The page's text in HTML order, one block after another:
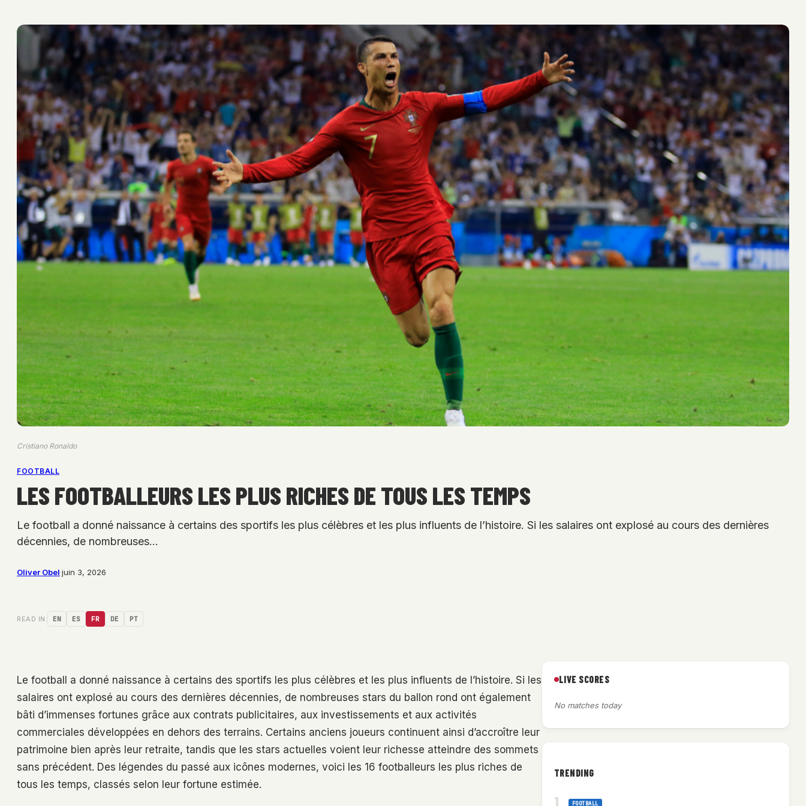
Cristiano Ronaldo
FOOTBALL
LES FOOTBALLEURS LES PLUS RICHES DE TOUS LES TEMPS
Le football a donné naissance à certains des sportifs les plus célèbres et les plus influents de l’histoire. Si les salaires ont explosé au cours des dernières
décennies, de nombreuses…
Oliver Obel·juin 3, 2026
READ IN: EN ES FR DE PT
Le football a donné naissance à certains des sportifs les plus célèbres et les plus influents de l’histoire. Si les
salaires ont explosé au cours des dernières décennies, de nombreuses stars du ballon rond ont également
bâti d’immenses fortunes grâce aux contrats publicitaires, aux investissements et aux activités
commerciales développées en dehors des terrains. Certains anciens joueurs continuent ainsi d’accroître leur
patrimoine bien après leur retraite, tandis que les stars actuelles voient leur richesse atteindre des sommets
sans précédent. Des légendes du passé aux icônes modernes, voici les 16 footballeurs les plus riches de
tous les temps, classés selon leur fortune estimée.
LIVE SCORES
No matches today
TRENDING
FOOTBALL